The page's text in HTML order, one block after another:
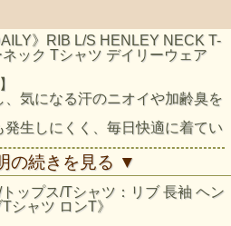
》RIB L/S HENLEY NECK T-
ック Tシャツ デイリーウェア
気になる汗のニオイや加齢臭を
生しにくく、毎日快適に着てい
を入れたリブ編み素材を採用。
ヘビーローテーションでの着用
備えている。
の襟が特徴。
の続きを見る ▼
ップス/Tシャツ：リブ 長袖 ヘン
シャツ ロンT》